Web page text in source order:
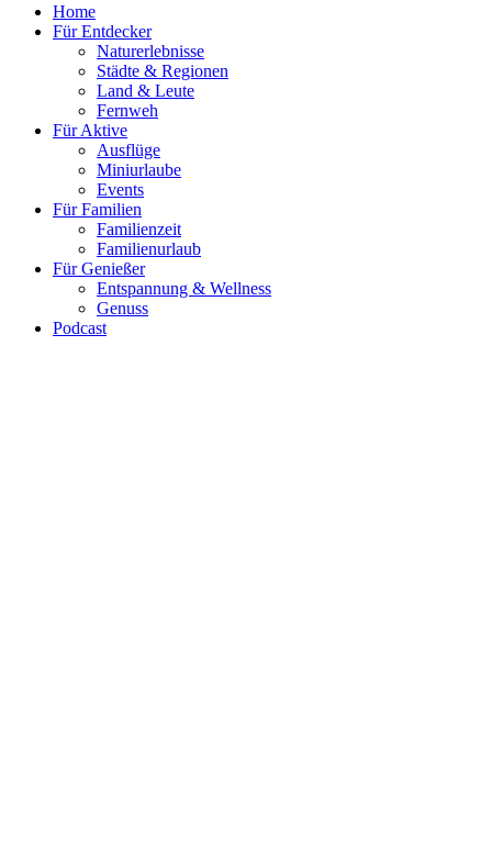
Home
Für Entdecker
Naturerlebnisse
Städte & Regionen
Land & Leute
Fernweh
Für Aktive
Ausflüge
Miniurlaube
Events
Für Familien
Familienzeit
Familienurlaub
Für Genießer
Entspannung & Wellness
Genuss
Podcast